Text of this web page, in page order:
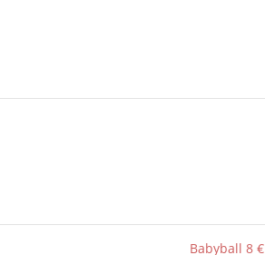
Babyball 8 €